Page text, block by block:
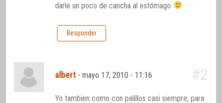
darle un poco de cancha al estómago
Responder
albert -mayo 17, 2010 - 11:16 #2
Yo tambien como con palillos casi siempre, para